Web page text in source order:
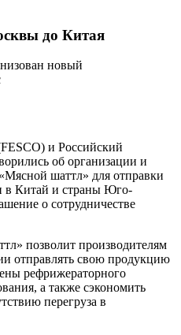
до Китая
новый
и Российский
об организации и
шаттл» для отправки
в Китай и страны Юго-
о сотрудничестве
позволит производителям
отправлять свою продукцию
рефрижераторного
а также сэкономить
перегруза в